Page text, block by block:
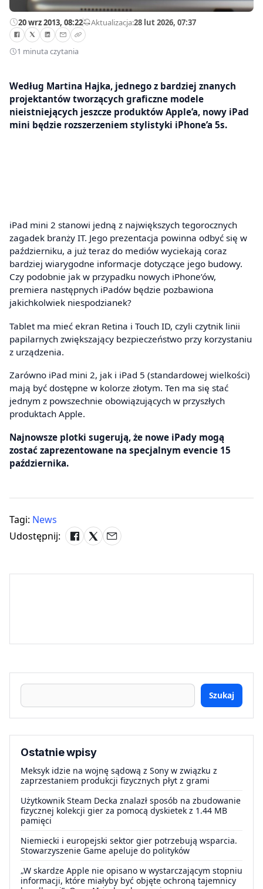
20 wrz 2013, 08:22—Aktualizacja:28 lut 2026, 07:37
1 minuta czytania
Według Martina Hajka, jednego z bardziej znanych
projektantów tworzących graficzne modele
nieistniejących jeszcze produktów Apple’a, nowy iPad
mini będzie rozszerzeniem stylistyki iPhone’a 5s.
iPad mini 2 stanowi jedną z największych tegorocznych
zagadek branży IT. Jego prezentacja powinna odbyć się w
październiku, a już teraz do mediów wyciekają coraz
bardziej wiarygodne informacje dotyczące jego budowy.
Czy podobnie jak w przypadku nowych iPhone’ów,
premiera następnych iPadów będzie pozbawiona
jakichkolwiek niespodzianek?
Tablet ma mieć ekran Retina i Touch ID, czyli czytnik linii
papilarnych zwiększający bezpieczeństwo przy korzystaniu
z urządzenia.
Zarówno iPad mini 2, jak i iPad 5 (standardowej wielkości)
mają być dostępne w kolorze złotym. Ten ma się stać
jednym z powszechnie obowiązujących w przyszłych
produktach Apple.
Najnowsze plotki sugerują, że nowe iPady mogą
zostać zaprezentowane na specjalnym evencie 15
października.
Tagi: News
Udostępnij:
Szukaj
Ostatnie wpisy
Meksyk idzie na wojnę sądową z Sony w związku z
zaprzestaniem produkcji fizycznych płyt z grami
Użytkownik Steam Decka znalazł sposób na zbudowanie
fizycznej kolekcji gier za pomocą dyskietek z 1.44 MB
pamięci
Niemiecki i europejski sektor gier potrzebują wsparcia.
Stowarzyszenie Game apeluje do polityków
„W skardze Apple nie opisano w wystarczającym stopniu
informacji, które miałyby być objęte ochroną tajemnicy